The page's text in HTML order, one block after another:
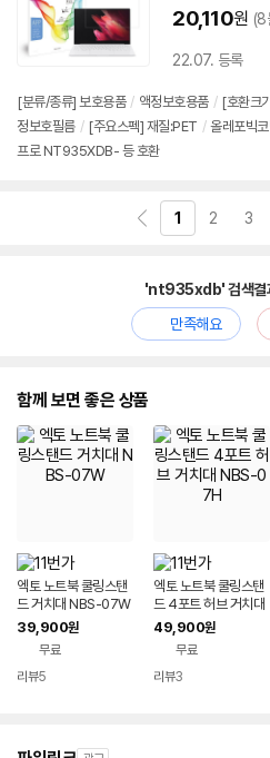
20,110원 (8
22.07. 등록
[분류/종류] 보호용품 / 액정보호용품 / [호환크
정보호필름 / [주요스펙] 재질:PET / 올레포빅
프로 NT935XDB- 등 호환
1 2 3
'nt935xdb' 검색결
만족해요
함께 보면 좋은 상품
엑토 노트북 쿨링스탠
드 거치대 NBS-07W
39,900원
무료
리뷰5
엑토 노트북 쿨링스탠
드 4포트 허브 거치대
NBS-07H
49,900원
무료
리뷰3